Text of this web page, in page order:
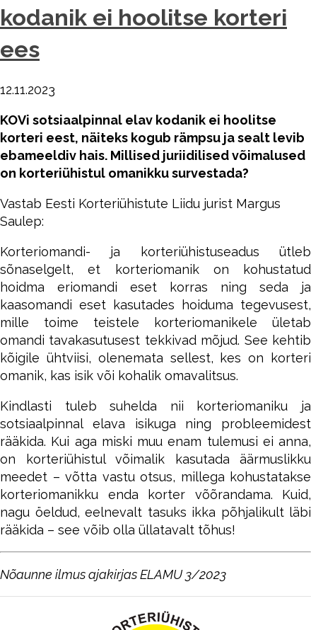
kodanik ei hoolitse korteri
ees
12.11.2023
KOVi sotsiaalpinnal elav kodanik ei hoolitse
korteri eest, näiteks kogub rämpsu ja sealt levib
ebameeldiv hais. Millised juriidilised võimalused
on korteriühistul omanikku survestada?
Vastab Eesti Korteriühistute Liidu jurist Margus
Saulep:
Korteriomandi- ja korteriühistuseadus ütleb
sõnaselgelt, et korteriomanik on kohustatud
hoidma eriomandi eset korras ning seda ja
kaasomandi eset kasutades hoiduma tegevusest,
mille toime teistele korteriomanikele ületab
omandi tavakasutusest tekkivad mõjud. See kehtib
kõigile ühtviisi, olenemata sellest, kes on korteri
omanik, kas isik või kohalik omavalitsus.
Kindlasti tuleb suhelda nii korteriomaniku ja
sotsiaalpinnal elava isikuga ning probleemidest
rääkida. Kui aga miski muu enam tulemusi ei anna,
on korteriühistul võimalik kasutada äärmuslikku
meedet – võtta vastu otsus, millega kohustatakse
korteriomanikku enda korter võõrandama. Kuid,
nagu öeldud, eelnevalt tasuks ikka põhjalikult läbi
rääkida – see võib olla üllatavalt tõhus!
Nõaunne ilmus ajakirjas ELAMU 3/2023